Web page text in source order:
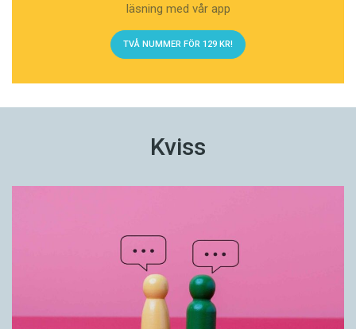
läsning med vår app
TVÅ NUMMER FÖR 129 KR!
Kviss